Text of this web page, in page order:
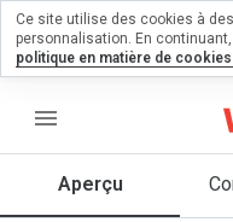
menu
Aperçu
un
Ce site utilise des cookies à
personnalisation. En
politique en matière de